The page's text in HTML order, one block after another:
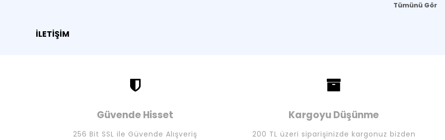
Tümünü Gör
İLETİŞİM
Güvende Hisset
256 Bit SSL ile Güvende Alışveriş
Kargoyu Düşünme
200 TL üzeri siparişinizde kargonuz bizden